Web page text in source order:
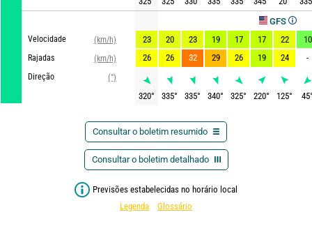
Velocidade
(km/h)
Rajadas
(km/h)
Direção
(°)
23 20 23 19 17 17 22
10
26
26 32 29 26 19 24 -
320° 335° 335° 340° 325° 220° 125° 45
Consultar o boletim resumido
Consultar o boletim detalhado
Previsões estabelecidas no horário local
Legenda
Glossário